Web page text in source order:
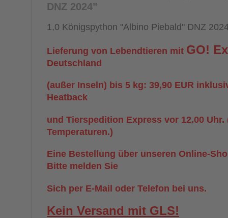
DNZ 2024"
1,0 Königspython "Albino Piebald" DNZ
Lieferung von Lebendtieren mit GO!
Deutschland
(außer Inseln) bis 5 kg: 39,90 EUR
Heatback
und Tierspedition Express vor 12.00
Temperaturen.)
Eine Bestellung über unseren Online-
Bitte melden Sie
Sich per E-Mail oder Telefon bei uns.
Kein Versand mit GLS!